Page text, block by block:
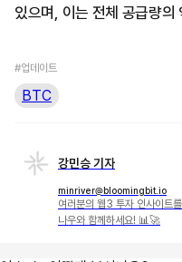
있으며, 이는 전체 공급량
#업데이트
BTC
강민승 기자
minriver@bloomingbit.io
여러분의 웹3 투자 인사이트
나우와 함께하세요! 📊🚀